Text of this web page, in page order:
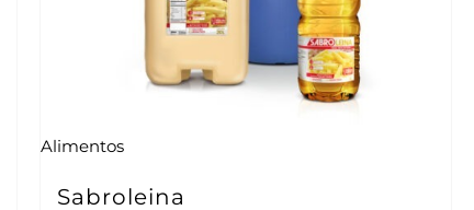
Alimentos
Sabroleina